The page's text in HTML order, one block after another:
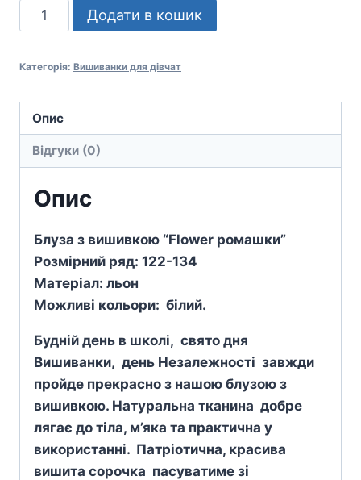
Блуза
з
“Flower
кількість
Додати в кошик
Категорія: Вишиванки для дівчат
Опис
Відгуки (0)
Опис
Блуза з вишивкою “Flower ромашки”
Розмірний ряд: 122-134
Матеріал: льон
Можливі кольори: білий.
Будній день в школі, свято дня
Вишиванки, день Незалежності завжди
пройде прекрасно з нашою блузою з
вишивкою. Натуральна тканина добре
лягає до тіла, м’яка та практична у
використанні. Патріотична, красива
вишита сорочка пасуватиме зі